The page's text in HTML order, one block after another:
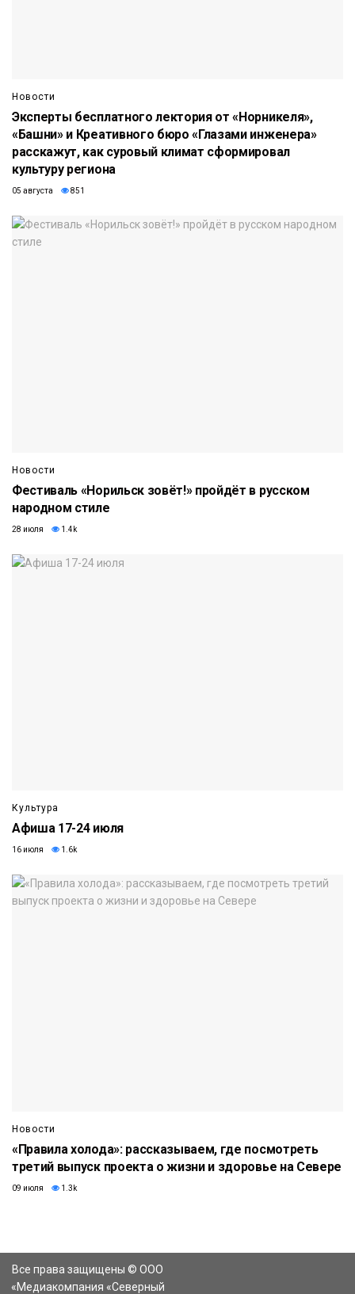
Новости
Эксперты бесплатного лектория от «Норникеля»,
«Башни» и Креативного бюро «Глазами инженера»
расскажут, как суровый климат сформировал
культуру региона
05 августа 851
Новости
Фестиваль «Норильск зовёт!» пройдёт в русском
народном стиле
28 июля 1.4k
Культура
Афиша 17-24 июля
16 июля 1.6k
Новости
«Правила холода»: рассказываем, где посмотреть
третий выпуск проекта о жизни и здоровье на Севере
09 июля 1.3k
Все права защищены © ООО
«Медиакомпания «Северный